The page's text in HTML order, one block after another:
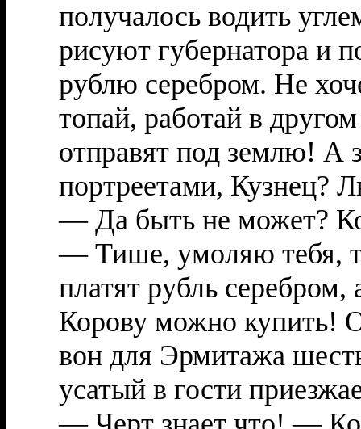
получалось водить
рисуют губернатора и
рублю серебром. Не
топай, работай в
отправят под землю! А
портреетами, Кузнец?
— Да быть не может?
— Тише, умоляю тебя,
платят рубль
Корову можно купить!
вон для Эрмитажа
усатый в гости